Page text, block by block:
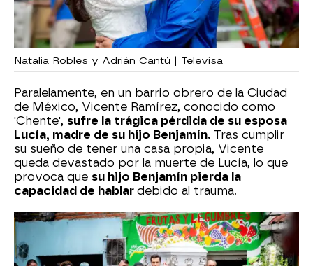
Natalia Robles y Adrián Cantú | Televisa
Paralelamente, en un barrio obrero de la Ciudad
de México, Vicente Ramírez, conocido como
'Chente', sufre la trágica pérdida de su esposa
Lucía, madre de su hijo Benjamín. Tras cumplir
su sueño de tener una casa propia, Vicente
queda devastado por la muerte de Lucía, lo que
provoca que su hijo Benjamín pierda la
capacidad de hablar debido al trauma.